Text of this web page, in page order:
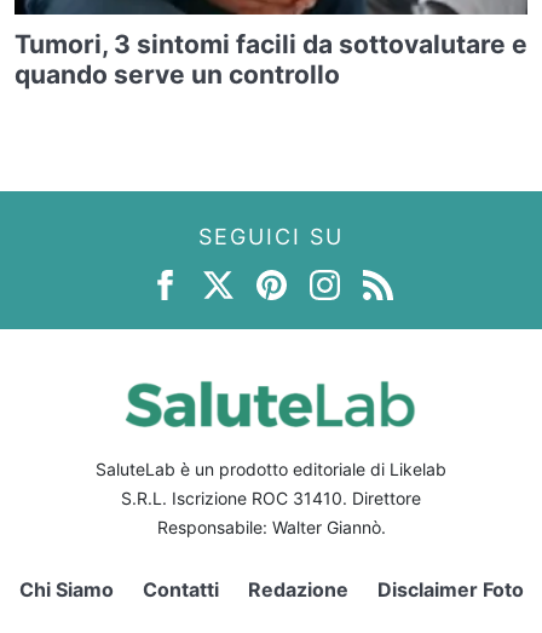
Tumori, 3 sintomi facili da sottovalutare e
quando serve un controllo
SEGUICI SU
SaluteLab è un prodotto editoriale di Likelab
S.R.L. Iscrizione ROC 31410. Direttore
Responsabile: Walter Giannò.
Chi Siamo Contatti Redazione Disclaimer Foto